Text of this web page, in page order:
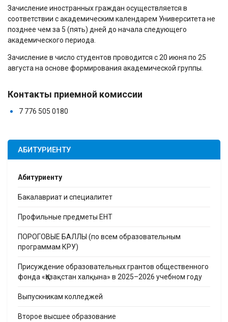
Зачисление иностранных граждан осуществляется в
соответствии с академическим календарем Университета не
позднее чем за 5 (пять) дней до начала следующего
академического периода.
Зачисление в число студентов проводится с 20 июня по 25
августа на основе формирования академической группы.
Контакты приемной комиссии
7 776 505 0180
АБИТУРИЕНТУ
Абитуриенту
Бакалавриат и специалитет
Профильные предметы ЕНТ
ПОРОГОВЫЕ БАЛЛЫ (по всем образовательным
программам КРУ)
Присуждение образовательных грантов общественного
фонда «Қазақстан халқына» в 2025–2026 учебном году
Выпускникам колледжей
Второе высшее образование